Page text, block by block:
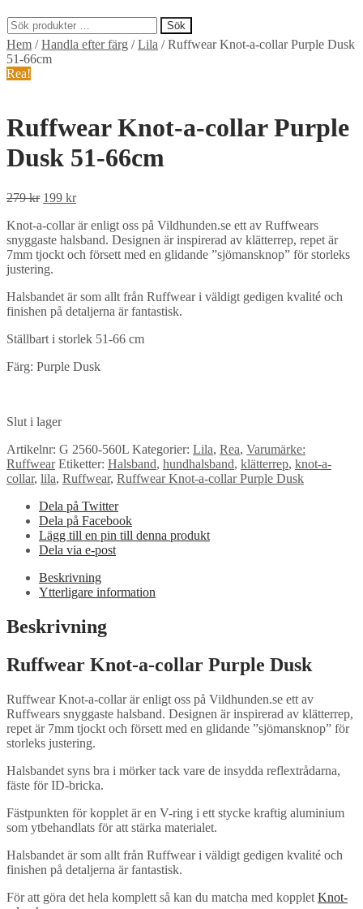
Sök
efter:
Sök
Hem /Handla efter färg /Lila /Ruffwear Knot-a-collar Purple Dusk
51-66cm
Rea!
Ruffwear Knot-a-collar Purple
Dusk 51-66cm
279kr Det
priset
var:
279 kr.
199 krDet
priset
är:
199 kr.
Knot-a-collar är enligt oss på Vildhunden.se ett av Ruffwears
snyggaste halsband. Designen är inspirerad av klätterrep, repet är
7mm tjockt och försett med en glidande ”sjömansknop” för storleks
justering.
Halsbandet är som allt från Ruffwear i väldigt gedigen kvalité och
finishen på detaljerna är fantastisk.
Ställbart i storlek 51-66 cm
Färg: Purple Dusk
Slut i lager
Artikelnr: G 2560-560L Kategorier: Lila, Rea, Varumärke:
Ruffwear Etiketter: Halsband, hundhalsband, klätterrep, knot-a-
collar, lila, Ruffwear, Ruffwear Knot-a-collar Purple Dusk
Dela på Twitter
Dela på Facebook
Lägg till en pin till denna produkt
Dela via e-post
Beskrivning
Ytterligare information
Beskrivning
Ruffwear Knot-a-collar Purple Dusk
Ruffwear Knot-a-collar är enligt oss på Vildhunden.se ett av
Ruffwears snyggaste halsband. Designen är inspirerad av klätterrep,
repet är 7mm tjockt och försett med en glidande ”sjömansknop” för
storleks justering.
Halsbandet syns bra i mörker tack vare de insydda reflextrådarna,
fäste för ID-bricka.
Fästpunkten för kopplet är en V-ring i ett stycke kraftig aluminium
som ytbehandlats för att stärka materialet.
Halsbandet är som allt från Ruffwear i väldigt gedigen kvalité och
finishen på detaljerna är fantastisk.
För att göra det hela komplett så kan du matcha med kopplet Knot-